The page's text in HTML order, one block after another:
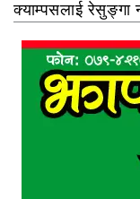
क्याम्पसलाई रेसुङ्गा